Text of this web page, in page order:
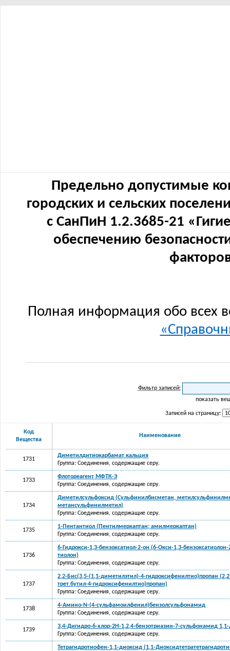
Предельно допустимые
городских и сельских
с СанПиН 1.2.3685-21
обеспечению
Полная информация обо всех
Фильтр записей:
показать
Записей на страницу:
Код
Вещества
Наименование
1731
Диметилдитиокарбамат кальция
Группа: Соединения, содержащие серу.
1733
Флотореагент МФТК-Э
Группа: Соединения, содержащие серу.
1734
Диметилсульфоксид (Сульфинилбисметан,
метансульфинилметил)
Группа: Соединения, содержащие серу.
1735
1-Пентантиол (Пентилмеркаптан; амилмеркаптан)
Группа: Соединения, содержащие серу.
1736
6-Гидрокси-1,3-бензоксатиол-2-он (6-Окси-1,3-бензоксатиолон-
тиолон)
Группа: Соединения, содержащие серу.
1737
2,2-Бис(3,5-(1,1-диметилэтил)-4-гидроксифенилтио)пропан
трет.бутил-4-гидроксифенилтио)пропан)
Группа: Соединения, содержащие серу.
1738
4-Амино-N-(4-сульфамоилфенил)бензолсульфонамид
Группа: Соединения, содержащие серу.
1739
3,4-Дигидро-6-хлор-2Н-1,2,4-бензотриазин-7-сульфонамид
Группа: Соединения, содержащие серу.
Тетрагидротиофен-1,1-диоксид (1,1-